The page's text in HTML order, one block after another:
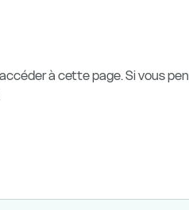
à cette page. Si vous